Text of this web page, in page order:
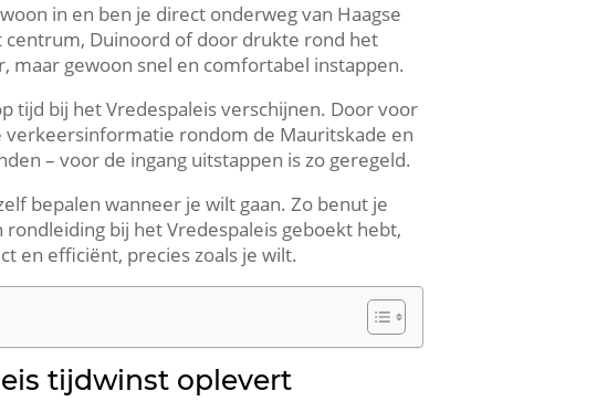
in en ben je direct onderweg van Haagse
centrum, Duinoord of door drukte rond het
maar gewoon snel en comfortabel instappen.
tijd bij het Vredespaleis verschijnen. Door voor
rondom de Mauritskade en
– voor de ingang uitstappen is zo geregeld.
bepalen wanneer je wilt gaan. Zo benut je
bij het Vredespaleis geboekt hebt,
en efficiënt, precies zoals je wilt.
tijdwinst oplevert